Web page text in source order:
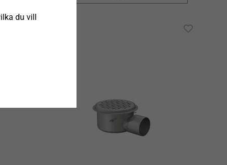
du vill